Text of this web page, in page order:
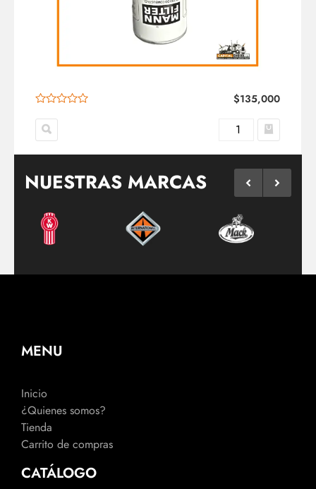
$135,000
NUESTRAS MARCAS
MENU
Inicio
¿Quienes somos?
Tienda
Carrito de compras
CATÁLOGO